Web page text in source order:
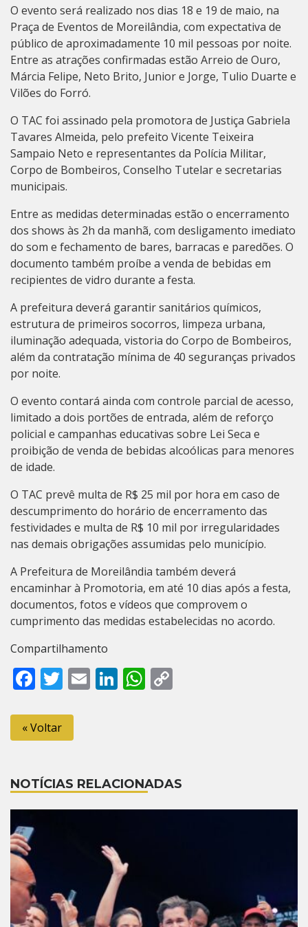
O evento será realizado nos dias 18 e 19 de maio, na
Praça de Eventos de Moreilândia, com expectativa de
público de aproximadamente 10 mil pessoas por noite.
Entre as atrações confirmadas estão Arreio de Ouro,
Márcia Felipe, Neto Brito, Junior e Jorge, Tulio Duarte e
Vilões do Forró.
O TAC foi assinado pela promotora de Justiça Gabriela
Tavares Almeida, pelo prefeito Vicente Teixeira
Sampaio Neto e representantes da Polícia Militar,
Corpo de Bombeiros, Conselho Tutelar e secretarias
municipais.
Entre as medidas determinadas estão o encerramento
dos shows às 2h da manhã, com desligamento imediato
do som e fechamento de bares, barracas e paredões. O
documento também proíbe a venda de bebidas em
recipientes de vidro durante a festa.
A prefeitura deverá garantir sanitários químicos,
estrutura de primeiros socorros, limpeza urbana,
iluminação adequada, vistoria do Corpo de Bombeiros,
além da contratação mínima de 40 seguranças privados
por noite.
O evento contará ainda com controle parcial de acesso,
limitado a dois portões de entrada, além de reforço
policial e campanhas educativas sobre Lei Seca e
proibição de venda de bebidas alcoólicas para menores
de idade.
O TAC prevê multa de R$ 25 mil por hora em caso de
descumprimento do horário de encerramento das
festividades e multa de R$ 10 mil por irregularidades
nas demais obrigações assumidas pelo município.
A Prefeitura de Moreilândia também deverá
encaminhar à Promotoria, em até 10 dias após a festa,
documentos, fotos e vídeos que comprovem o
cumprimento das medidas estabelecidas no acordo.
Compartilhamento
Facebook
Twitter
EmailLinkedIn
WhatsApp
« Voltar
NOTÍCIAS RELACIONADAS